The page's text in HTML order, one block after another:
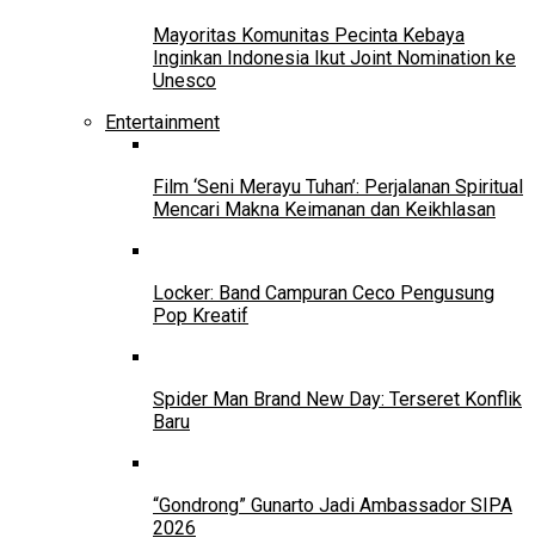
Mayoritas Komunitas Pecinta Kebaya
Inginkan Indonesia Ikut Joint Nomination ke
Unesco
Entertainment
Film ‘Seni Merayu Tuhan’: Perjalanan Spiritual
Mencari Makna Keimanan dan Keikhlasan
Locker: Band Campuran Ceco Pengusung
Pop Kreatif
Spider Man Brand New Day: Terseret Konflik
Baru
“Gondrong” Gunarto Jadi Ambassador SIPA
2026